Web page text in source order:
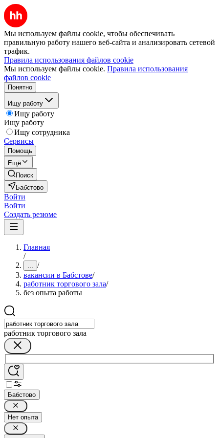
Мы используем файлы cookie, чтобы обеспечивать
правильную работу нашего веб-сайта и анализировать сетевой
трафик.
Правила использования файлов cookie
Мы используем файлы cookie. Правила использования
файлов cookie
Понятно
Ищу работу
Ищу работу
Ищу работу
Ищу сотрудника
Сервисы
Помощь
Ещё
Поиск
Бабстово
Войти
Войти
Создать резюме
Главная
/
... /
вакансии в Бабстове/
работник торгового зала/
без опыта работы
работник торгового зала
Бабстово
Нет опыта